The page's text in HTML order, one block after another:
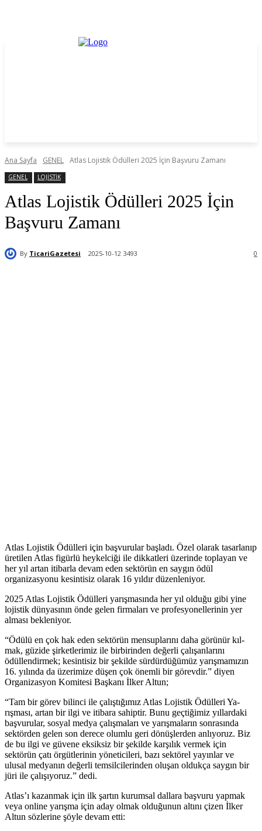
Ana Sayfa GENEL Atlas Lojistik Ödülleri 2025 İçin Başvuru Zamanı
GENEL LOJİSTİK
Atlas Lojistik Ödülleri 2025 İçin
Başvuru Zamanı
By TicariGazetesi 2025-10-12 0
3493
Atlas Lojistik Ödülleri için başvurular başladı. Özel olarak tasarlanıp
üretilen Atlas figürlü heykelciği ile dikkatleri üzerinde toplayan ve
her yıl artan itibarla devam eden sektörün en saygın ödül
organizasyonu kesintisiz olarak 16 yıldır düzenleniyor.
2025 Atlas Lojistik Ödülleri yarışmasında her yıl olduğu gibi yine
lojistik dünyasının önde gelen firmaları ve profesyonellerinin yer
alması bekleniyor.
“Ödülü en çok hak eden sektörün men­suplarını daha görünür ­kıl­
mak, güzide şirketlerimiz ile birbirinden değerli çalışanlarını
ödüllendir­mek; kesintisiz bir şekilde sürdürdüğümüz yarışmamızın
16. yılında da üzerimize düşen çok önemli bir görevdir.” diyen
Organizasyon Komitesi Başkanı İlker Altun;
“Tam bir görev bilinci ile çalıştığımız Atlas Lojistik Ödülleri Ya­
rışması, artan bir ilgi ve itiba­ra sahiptir. Bunu geçtiğimiz yıllardaki
başvurular, sosyal medya çalışmaları ve yarışmaların sonrasında
sektörden gelen son derece olumlu geri dönüşlerden anlıyo­ruz. Biz
de bu ilgi ve güvene eksiksiz bir şekilde karşılık vermek için
sektörün çatı örgütlerinin yöneticileri, bazı sektörel yayınlar ve
ulusal medyanın değerli temsilcilerinden oluşan oldukça saygın bir
jüri ile çalışıyoruz.” dedi.
Atlas’ı kazanmak için ilk şartın kurumsal dallara başvuru yapmak
veya online yarışma için aday olmak olduğunun altını çizen İlker
Altun sözlerine şöyle devam etti: